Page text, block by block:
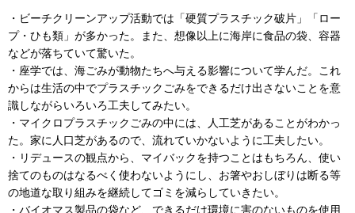
・ビーチクリーンアップ活動では「硬質プラスチック破片」「ロー
プ・ひも類」が多かった。また、想像以上に海岸に食品の袋、容器
などが落ちていて驚いた。
・座学では、海ごみが動物たちへ与える影響について学んだ。これ
からは生活の中でプラスチックごみをできるだけ出さないことを意
識しながらいろいろ工夫してみたい。
・マイクロプラスチックごみの中には、人工芝があることがわかっ
た。家に人口芝があるので、流れていかないように工夫したい。
・リデュースの観点から、マイバックを持つことはもちろん、使い
捨てのものはなるべく使わないようにし、お箸やおしぼりは断る等
の地道な取り組みを継続してゴミを減らしていきたい。
・バイオマス製品の袋など、できるだけ環境に害のないものを使用